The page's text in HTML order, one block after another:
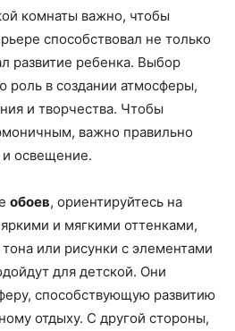
комнаты важно, чтобы
способствовал не только
развитие ребенка. Выбор
роль в создании атмосферы,
и творчества. Чтобы
важно правильно
освещение.
обоев, ориентируйтесь на
и мягкими оттенками,
или рисунки с элементами
для детской. Они
способствующую развитию
отдыху. С другой стороны,